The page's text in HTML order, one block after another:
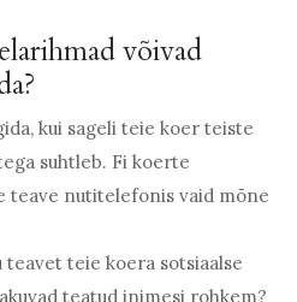
võivad
kui sageli teie koer teiste
suhtleb. Fi koerte
teave nutitelefonis vaid mõne
teavet teie koera sotsiaalse
teatud inimesi rohkem?